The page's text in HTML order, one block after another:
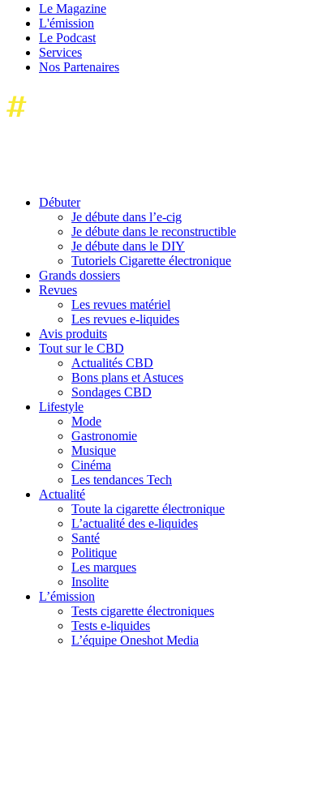
Le Magazine
L'émission
Le Podcast
Services
Nos Partenaires
Débuter
Je débute dans l’e-cig
Je débute dans le reconstructible
Je débute dans le DIY
Tutoriels Cigarette électronique
Grands dossiers
Revues
Les revues matériel
Les revues e-liquides
Avis produits
Tout sur le CBD
Actualités CBD
Bons plans et Astuces
Sondages CBD
Lifestyle
Mode
Gastronomie
Musique
Cinéma
Les tendances Tech
Actualité
Toute la cigarette électronique
L’actualité des e-liquides
Santé
Politique
Les marques
Insolite
L’émission
Tests cigarette électroniques
Tests e-liquides
L’équipe Oneshot Media